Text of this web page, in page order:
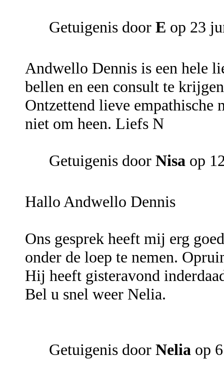
Getuigenis door E op 23
Andwello Dennis is een hele
bellen en een consult te
Ontzettend lieve empathische
niet om heen. Liefs N
Getuigenis door Nisa op
Hallo Andwello Dennis
Ons gesprek heeft mij erg
onder de loep te nemen.
Hij heeft gisteravond
Bel u snel weer Nelia.
Getuigenis door Nelia op